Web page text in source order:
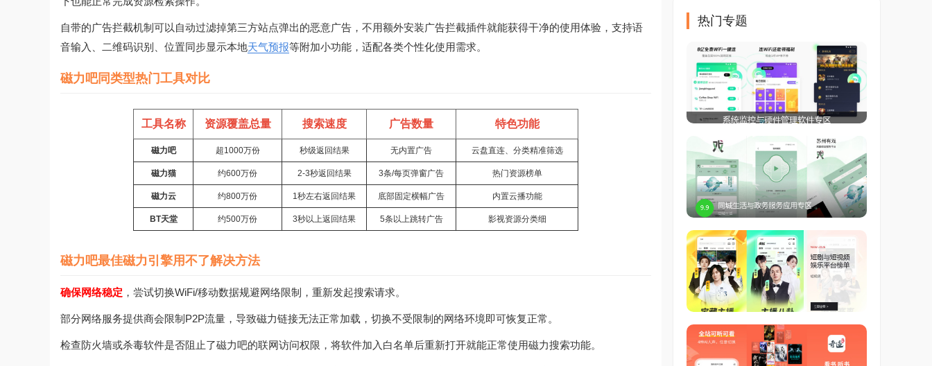
自带的广告拦截机制可以自动过滤掉第三方站点弹出的恶意广告，不用额外安装广告拦截插件就能获得干净的使用体验，支持语
音输入、二维码识别、位置同步显示本地天气预报等附加小功能，适配各类个性化使用需求。
磁力吧同类型热门工具对比
工具名称 资源覆盖总量 搜索速度 广告数量 特色功能
磁力吧 超1000万份 秒级返回结果 无内置广告 云盘直连、分类精准筛选
磁力猫 约600万份 2-3秒返回结果 3条/每页弹窗广告 热门资源榜单
磁力云 约800万份 1秒左右返回结果 底部固定横幅广告 内置云播功能
BT天堂 约500万份 3秒以上返回结果 5条以上跳转广告 影视资源分类细
磁力吧最佳磁力引擎用不了解决方法
确保网络稳定 ，尝试切换WiFi/移动数据规避网络限制，重新发起搜索请求。
部分网络服务提供商会限制P2P流量，导致磁力链接无法正常加载，切换不受限制的网络环境即可恢复正常。
检查防火墙或杀毒软件是否阻止了磁力吧的联网访问权限，将软件加入白名单后重新打开就能正常使用磁力搜索功能。
热门专题